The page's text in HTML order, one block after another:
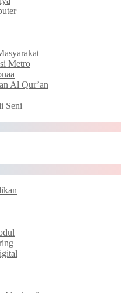
Metro
Al Qur’an
Seni